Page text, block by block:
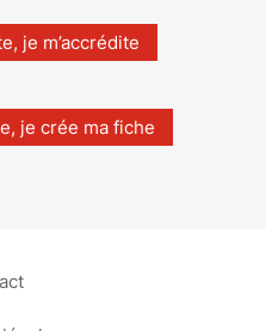
je m’accrédite
je crée ma fiche